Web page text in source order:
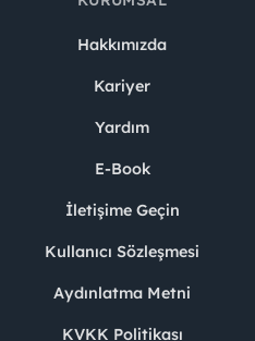
Hakkımızda
Kariyer
Yardım
E-Book
İletişime Geçin
Kullanıcı Sözleşmesi
Aydınlatma Metni
KVKK Politikası